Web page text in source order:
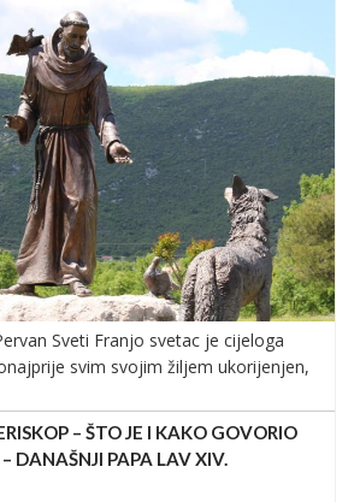
Sveti Franjo svetac je cijeloga
svim svojim žiljem ukorijenjen,
– ŠTO JE I KAKO GOVORIO
DANAŠNJI PAPA LAV XIV.